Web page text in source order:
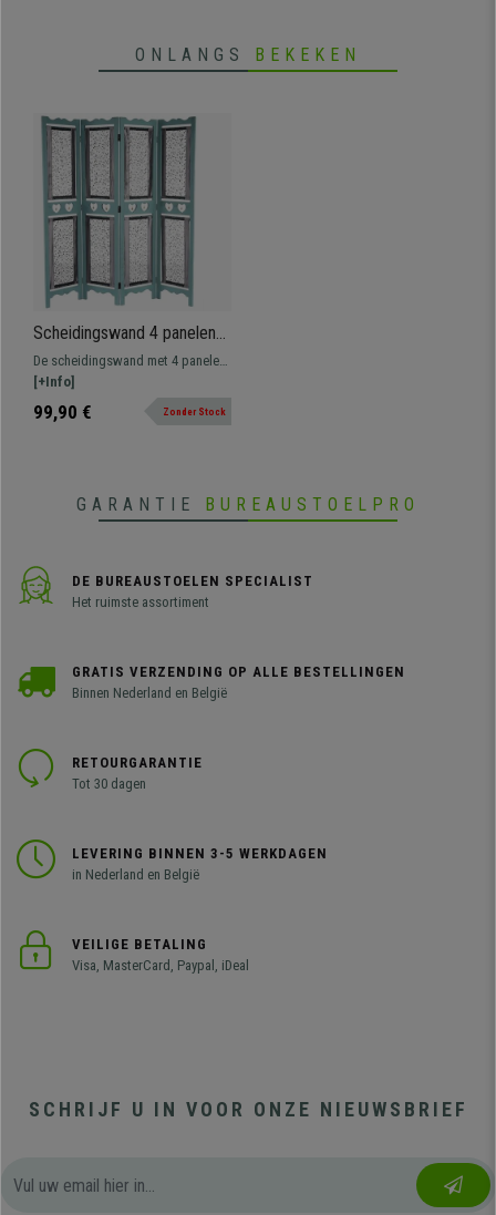
ONLANGS BEKEKEN
Scheidingswand 4 panelen
HADAR, 170x160x2cm,
Groene houtstructuur met
De scheidingswand met 4 panelen
HADAR is ideaal voor het verdelen
en decoreren van ruimtes dankzij
het ontwerp met stoffen
[+Info]
99,90 € Zonder Stock
GARANTIE BUREAUSTOELPRO
DE BUREAUSTOELEN SPECIALIST
Het ruimste assortiment
GRATIS VERZENDING OP ALLE BESTELLINGEN
Binnen Nederland en België
RETOURGARANTIE
Tot 30 dagen
LEVERING BINNEN 3-5 WERKDAGEN
in Nederland en België
VEILIGE BETALING
Visa, MasterCard, Paypal, iDeal
SCHRIJF U IN VOOR ONZE NIEUWSBRIEF